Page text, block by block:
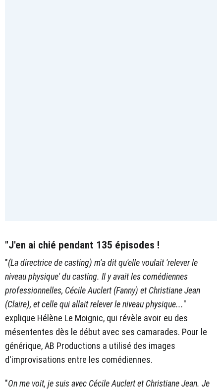
"J'en ai chié pendant 135 épisodes !
"(La directrice de casting) m'a dit qu'elle voulait 'relever le
niveau physique' du casting. Il y avait les comédiennes
professionnelles, Cécile Auclert (Fanny) et Christiane Jean
(Claire), et celle qui allait relever le niveau physique..."
explique Hélène Le Moignic, qui révèle avoir eu des
mésententes dès le début avec ses camarades. Pour le
générique, AB Productions a utilisé des images
d'improvisations entre les comédiennes.
"On me voit, je suis avec Cécile Auclert et Christiane Jean. Je